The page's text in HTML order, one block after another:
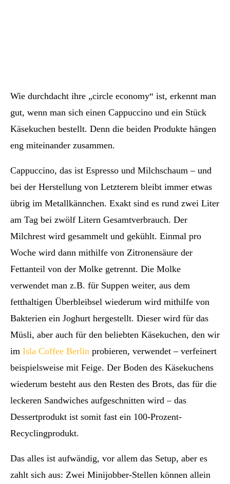
Wie durchdacht ihre „circle economy“ ist, erkennt man
gut, wenn man sich einen Cappuccino und ein Stück
Käsekuchen bestellt. Denn die beiden Produkte hängen
eng miteinander zusammen.
Cappuccino, das ist Espresso und Milchschaum – und
bei der Herstellung von Letzterem bleibt immer etwas
übrig im Metallkännchen. Exakt sind es rund zwei Liter
am Tag bei zwölf Litern Gesamtverbrauch. Der
Milchrest wird gesammelt und gekühlt. Einmal pro
Woche wird dann mithilfe von Zitronensäure der
Fettanteil von der Molke getrennt. Die Molke
verwendet man z.B. für Suppen weiter, aus dem
fetthaltigen Überbleibsel wiederum wird mithilfe von
Bakterien ein Joghurt hergestellt. Dieser wird für das
Müsli, aber auch für den beliebten Käsekuchen, den wir
im Isla Coffee Berlin probieren, verwendet – verfeinert
beispielsweise mit Feige. Der Boden des Käsekuchens
wiederum besteht aus den Resten des Brots, das für die
leckeren Sandwiches aufgeschnitten wird – das
Dessertprodukt ist somit fast ein 100-Prozent-
Recyclingprodukt.
Das alles ist aufwändig, vor allem das Setup, aber es
zahlt sich aus: Zwei Minijobber-Stellen können allein